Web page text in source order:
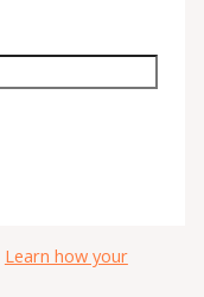
Learn how your